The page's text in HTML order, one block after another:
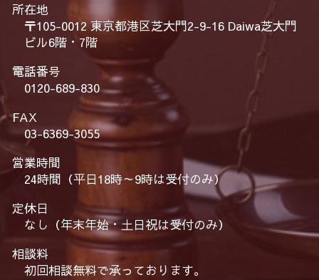
所在地
〒105-0012 東京都港区芝大門2-9-16 Daiwa芝大門
ビル6階・7階
電話番号
0120-689-830
FAX
03-6369-3055
営業時間
24時間（平日18時～9時は受付のみ）
定休日
なし（年末年始・土日祝は受付のみ）
相談料
初回相談無料で承っております。